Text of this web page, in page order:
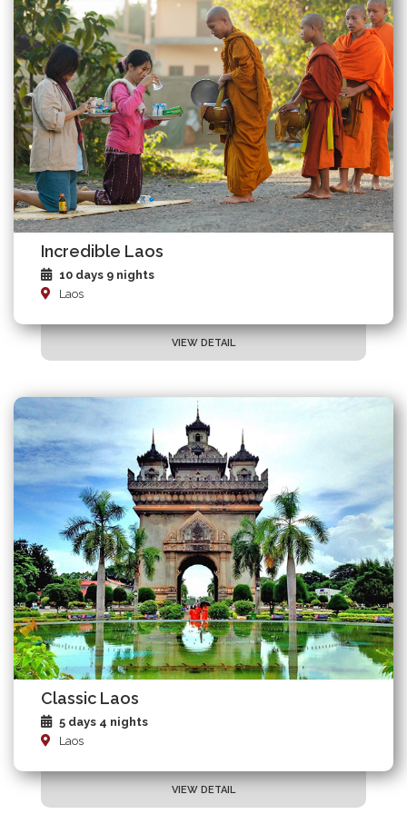
Incredible Laos
10 days 9 nights
Laos
VIEW DETAIL
Classic Laos
5 days 4 nights
Laos
VIEW DETAIL